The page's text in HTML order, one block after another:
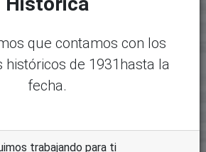
que contamos con los
históricos de 1931hasta la
fecha.
trabajando para ti